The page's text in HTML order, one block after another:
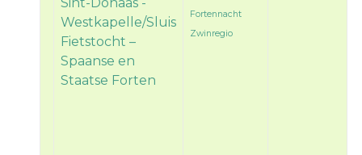
Sint-Donaas -
Westkapelle/Sluis
Fietstocht –
Spaanse en
Staatse Forten
Fortennacht
Zwinregio